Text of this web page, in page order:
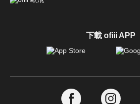
下載 ofiii APP